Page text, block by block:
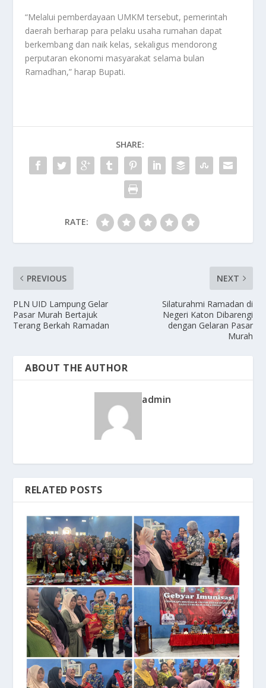
“Melalui pemberdayaan UMKM tersebut, pemerintah
daerah berharap para pelaku usaha rumahan dapat
berkembang dan naik kelas, sekaligus mendorong
perputaran ekonomi masyarakat selama bulan
Ramadhan,” harap Bupati.
SHARE:
RATE:
PREVIOUS
PLN UID Lampung Gelar
Pasar Murah Bertajuk
Terang Berkah Ramadan
NEXT
Silaturahmi Ramadan di
Negeri Katon Dibarengi
dengan Gelaran Pasar
Murah
ABOUT THE AUTHOR
admin
RELATED POSTS